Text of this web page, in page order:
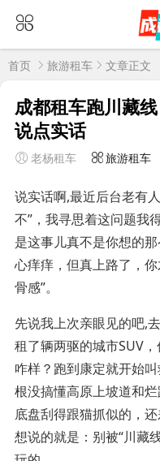
首页 旅游租车 文章正文
成都租车跑川藏
说点实话
老杨租车 旅游租车
说实话啊,最近后台老有
不”，我寻思着这问题我
是这事儿真不是你想的
心痒痒，但真上路了，
骨感”。
先说我上次亲眼见的吧,
租了辆两驱的城市SUV
咋样？跑到康定就开始
根没搞懂高原上坡道和
底盘刮得跟猫抓似的，
想说的就是：别被“川藏